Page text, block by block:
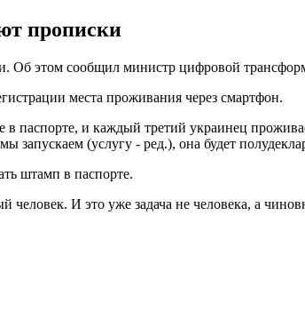
прописки
Об этом сообщил министр цифровой
места проживания через смартфон.
паспорте, и каждый третий украинец
запускаем (услугу - ред.), она будет
штамп в паспорте.
человек. И это уже задача не человека, а